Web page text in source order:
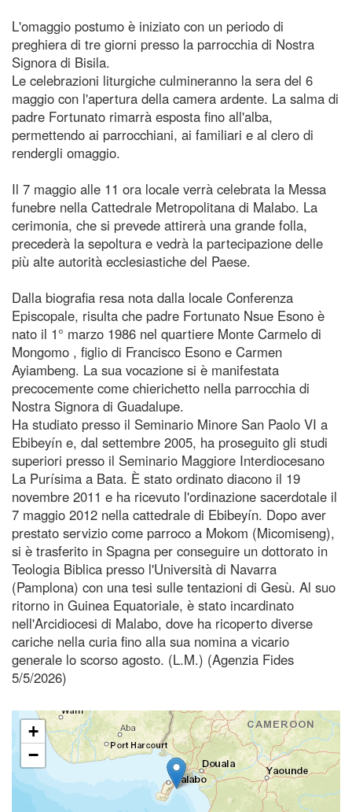
L'omaggio postumo è iniziato con un periodo di
preghiera di tre giorni presso la parrocchia di Nostra
Signora di Bisila.
Le celebrazioni liturgiche culmineranno la sera del 6
maggio con l'apertura della camera ardente. La salma di
padre Fortunato rimarrà esposta fino all'alba,
permettendo ai parrocchiani, ai familiari e al clero di
rendergli omaggio.
Il 7 maggio alle 11 ora locale verrà celebrata la Messa
funebre nella Cattedrale Metropolitana di Malabo. La
cerimonia, che si prevede attirerà una grande folla,
precederà la sepoltura e vedrà la partecipazione delle
più alte autorità ecclesiastiche del Paese.
Dalla biografia resa nota dalla locale Conferenza
Episcopale, risulta che padre Fortunato Nsue Esono è
nato il 1° marzo 1986 nel quartiere Monte Carmelo di
Mongomo , figlio di Francisco Esono e Carmen
Ayiambeng. La sua vocazione si è manifestata
precocemente come chierichetto nella parrocchia di
Nostra Signora di Guadalupe.
Ha studiato presso il Seminario Minore San Paolo VI a
Ebibeyín e, dal settembre 2005, ha proseguito gli studi
superiori presso il Seminario Maggiore Interdiocesano
La Purísima a Bata. È stato ordinato diacono il 19
novembre 2011 e ha ricevuto l'ordinazione sacerdotale il
7 maggio 2012 nella cattedrale di Ebibeyín. Dopo aver
prestato servizio come parroco a Mokom (Micomiseng),
si è trasferito in Spagna per conseguire un dottorato in
Teologia Biblica presso l'Università di Navarra
(Pamplona) con una tesi sulle tentazioni di Gesù. Al suo
ritorno in Guinea Equatoriale, è stato incardinato
nell'Arcidiocesi di Malabo, dove ha ricoperto diverse
cariche nella curia fino alla sua nomina a vicario
generale lo scorso agosto. (L.M.) (Agenzia Fides
5/5/2026)
+
−